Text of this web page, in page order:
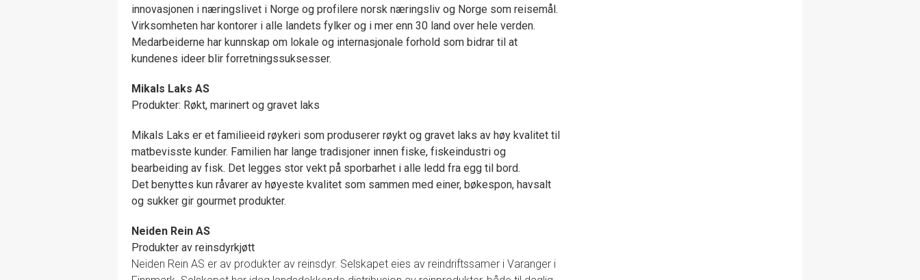
innovasjonen i næringslivet i Norge og profilere norsk næringsliv og Norge som reisemål.
Virksomheten har kontorer i alle landets fylker og i mer enn 30 land over hele verden.
Medarbeiderne har kunnskap om lokale og internasjonale forhold som bidrar til at
kundenes ideer blir forretningssuksesser.
Mikals Laks AS
Produkter: Røkt, marinert og gravet laks
Mikals Laks er et familieeid røykeri som produserer røykt og gravet laks av høy kvalitet til
matbevisste kunder. Familien har lange tradisjoner innen fiske, fiskeindustri og
bearbeiding av fisk. Det legges stor vekt på sporbarhet i alle ledd fra egg til bord.
Det benyttes kun råvarer av høyeste kvalitet som sammen med einer, bøkespon, havsalt
og sukker gir gourmet produkter.
Neiden Rein AS
Produkter av reinsdyrkjøtt
Neiden Rein AS er av produkter av reinsdyr. Selskapet eies av reindriftssamer i Varanger i